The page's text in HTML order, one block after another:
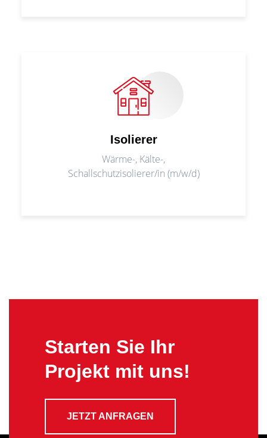
Isolierer
Wärme-, Kälte-,
Schallschutzisolierer/in (m/w/d)
Starten Sie Ihr
Projekt mit uns!
JETZT ANFRAGEN